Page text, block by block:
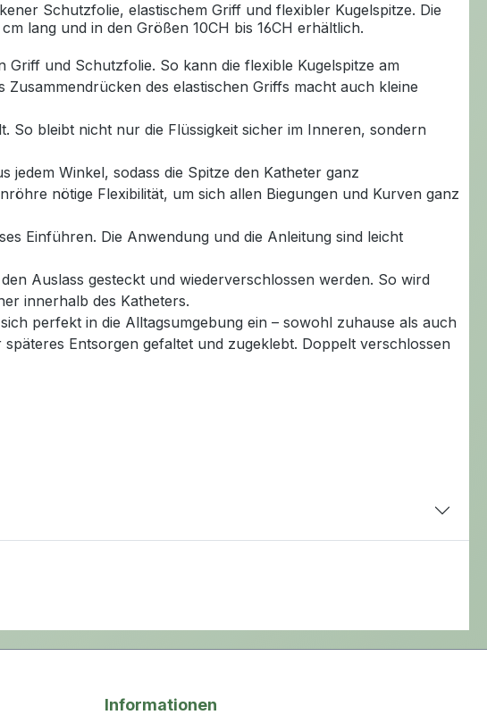
Schutzfolie, elastischem Griff und flexibler Kugelspitze. Die
lang und in den Größen 10CH bis 16CH erhältlich.
und Schutzfolie. So kann die flexible Kugelspitze am
des elastischen Griffs macht auch kleine
So bleibt nicht nur die Flüssigkeit sicher im Inneren, sondern
jedem Winkel, sodass die Spitze den Katheter ganz
nötige Flexibilität, um sich allen Biegungen und Kurven ganz
Einführen. Die Anwendung und die Anleitung sind leicht
Auslass gesteckt und wiederverschlossen werden. So wird
innerhalb des Katheters.
perfekt in die Alltagsumgebung ein – sowohl zuhause als auch
Entsorgen gefaltet und zugeklebt. Doppelt verschlossen
Informationen